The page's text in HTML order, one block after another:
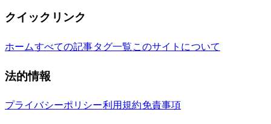
クイックリンク
ホームすべての記事タグ一覧 このサイトについて
法的情報
プライバシーポリシー利用規約免責事項